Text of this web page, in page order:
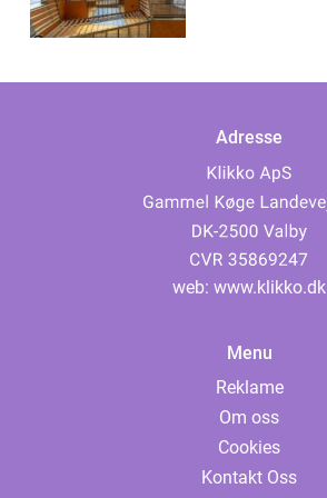
Adresse
web: www.klikko.dk
Menu
Reklame
Om oss
Cookies
Kontakt Oss